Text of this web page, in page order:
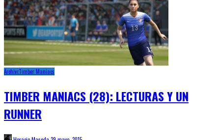
ArchivoTimber Maniacs
TIMBER MANIACS (28): LECTURAS Y UN
RUNNER